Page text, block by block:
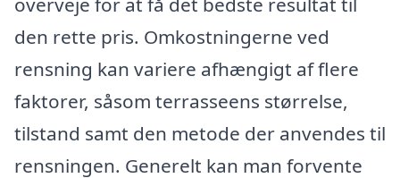
den rette pris. Omkostningerne ved
rensning kan variere afhængigt af flere
faktorer, såsom terrasseens størrelse,
tilstand samt den metode der anvendes til
rensningen. Generelt kan man forvente